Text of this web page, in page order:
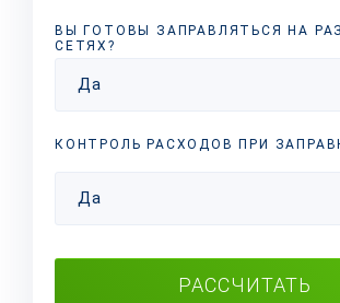
ВЫ ГОТОВЫ ЗАПРАВЛЯТЬСЯ НА
СЕТЯХ?
Да
КОНТРОЛЬ РАСХОДОВ ПРИ
Да
РАССЧИТАТЬ